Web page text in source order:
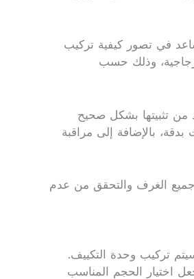
في تصور كيفية تركيب
الزجاجية، وذلك حسب
من تثبيتها بشكل صحيح
بالإضافة إلى مراقبة
جميع الغرف والتحقق من عدم
تركيب وحدة التكييف.
اختيار الحجم المناسب